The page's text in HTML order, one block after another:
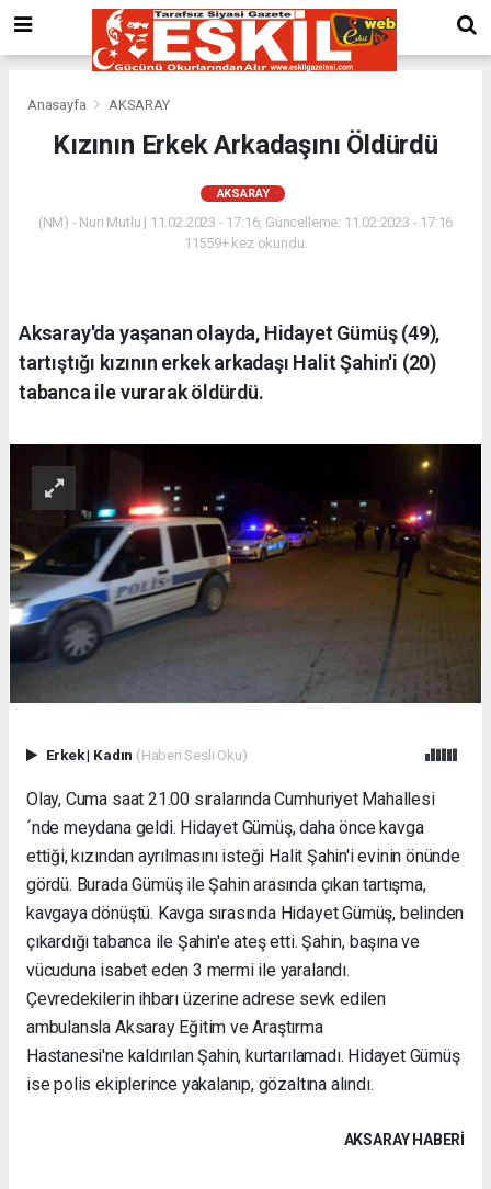
Anasayfa AKSARAY
Kızının Erkek Arkadaşını Öldürdü
AKSARAY
(NM) - Nuri Mutlu | 11.02.2023 - 17:16, Güncelleme: 11.02.2023 - 17:16
11559+ kez okundu.
Aksaray'da yaşanan olayda, Hidayet Gümüş (49),
tartıştığı kızının erkek arkadaşı Halit Şahin'i (20)
tabanca ile vurarak öldürdü.
Erkek| Kadın (Haberi Sesli Oku)
Olay, Cuma saat 21.00 sıralarında Cumhuriyet Mahallesi
´nde meydana geldi. Hidayet Gümüş, daha önce kavga
ettiği, kızından ayrılmasını isteği Halit Şahin'i evinin önünde
gördü. Burada Gümüş ile Şahin arasında çıkan tartışma,
kavgaya dönüştü. Kavga sırasında Hidayet Gümüş, belinden
çıkardığı tabanca ile Şahin'e ateş etti. Şahin, başına ve
vücuduna isabet eden 3 mermi ile yaralandı.
Çevredekilerin ihbarı üzerine adrese sevk edilen
ambulansla Aksaray Eğitim ve Araştırma
Hastanesi'ne kaldırılan Şahin, kurtarılamadı. Hidayet Gümüş
ise polis ekiplerince yakalanıp, gözaltına alındı.
AKSARAY HABERİ